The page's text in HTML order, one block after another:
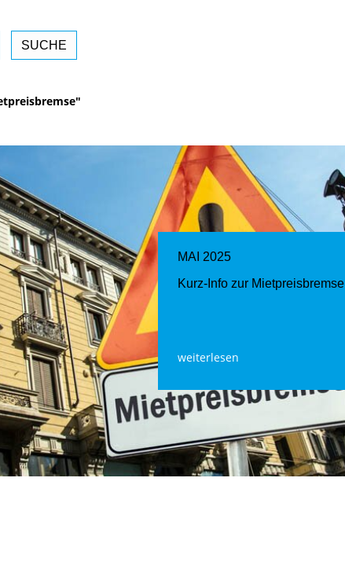
SUCHE
MAI 2025
Kurz-Info zur Mietpreisbremse
weiterlesen